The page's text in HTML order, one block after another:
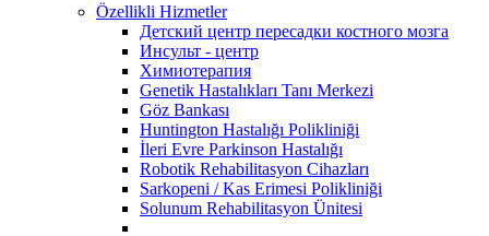
Özellikli Hizmetler
Детский центр пересадки костного мозга
Инсульт - центр
Химиотерапия
Genetik Hastalıkları Tanı Merkezi
Göz Bankası
Huntington Hastalığı Polikliniği
İleri Evre Parkinson Hastalığı
Robotik Rehabilitasyon Cihazları
Sarkopeni / Kas Erimesi Polikliniği
Solunum Rehabilitasyon Ünitesi